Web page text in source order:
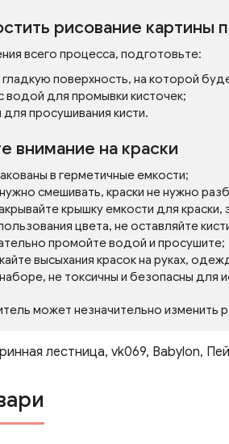
рисование картины
всего процесса, подготовьте:
поверхность, на которой
водой для промывки кисточек;
для просушивания кисти.
внимание на краски
в герметичные емкости;
смешивать, краски не нужно
крышку емкости для
цвета, не оставляйте
промойте водой и просушите;
высыхания красок на руках,
наборе, не токсичны и безопасны для
может незначительно изменить
лестница, vk069, Babylon,